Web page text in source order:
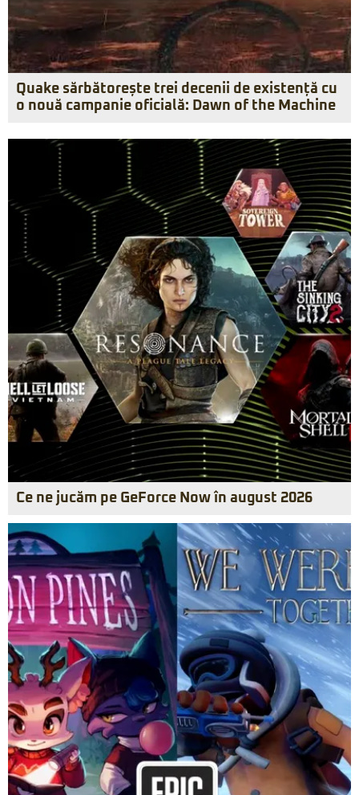
Quake sărbătorește trei decenii de existență cu
o nouă campanie oficială: Dawn of the Machine
Ce ne jucăm pe GeForce Now în august 2026